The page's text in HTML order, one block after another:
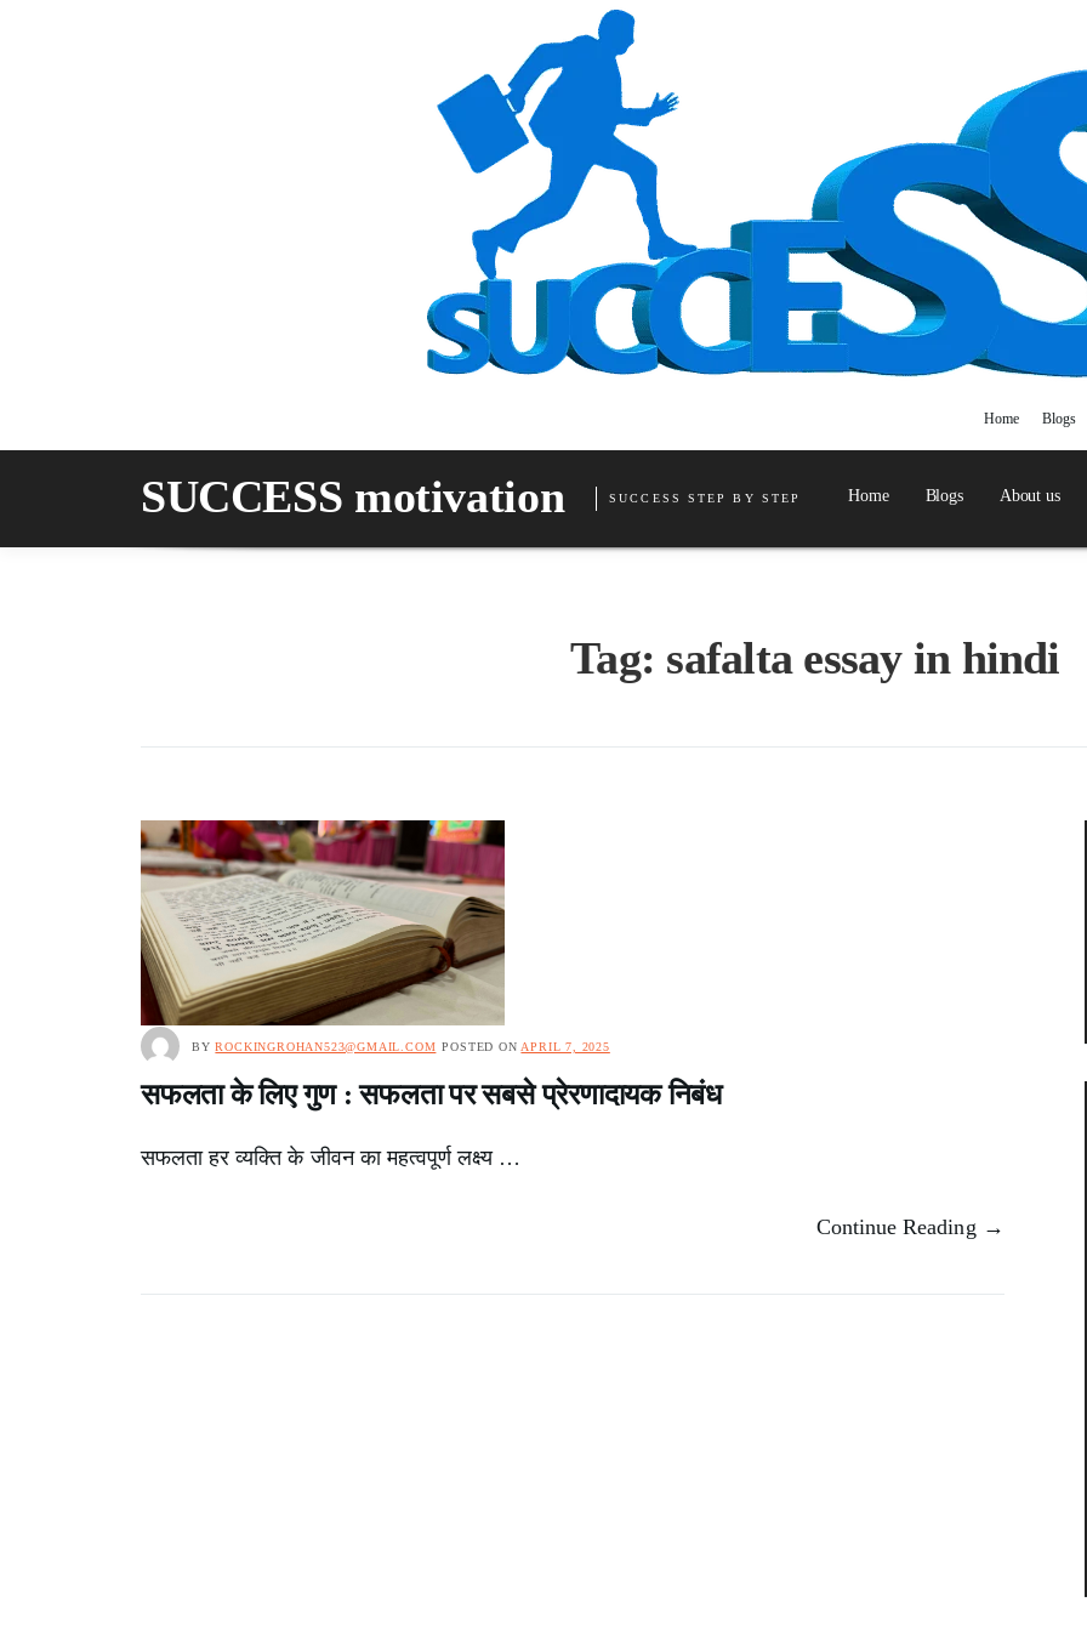
Home Blogs
SUCCESS motivation SUCCESS STEP BY STEP Home Blogs About us
Tag: safalta essay in hindi
BYROCKINGROHAN523@GMAIL.COM POSTED ON APRIL 7, 2025
सफलता के लिए गुण : सफलता पर सबसे प्रेरणादायक निबंध
सफलता हर व्यक्ति के जीवन का महत्वपूर्ण लक्ष्य …
Continue Reading →